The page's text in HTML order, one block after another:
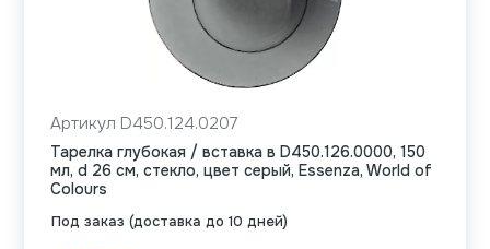
Под заказ (доставка до 10 дней)
Артикул D450.124.0207
Тарелка глубокая / вставка в D450.126.0000, 150
мл, d 26 см, стекло, цвет серый, Essenza, World of
Colours